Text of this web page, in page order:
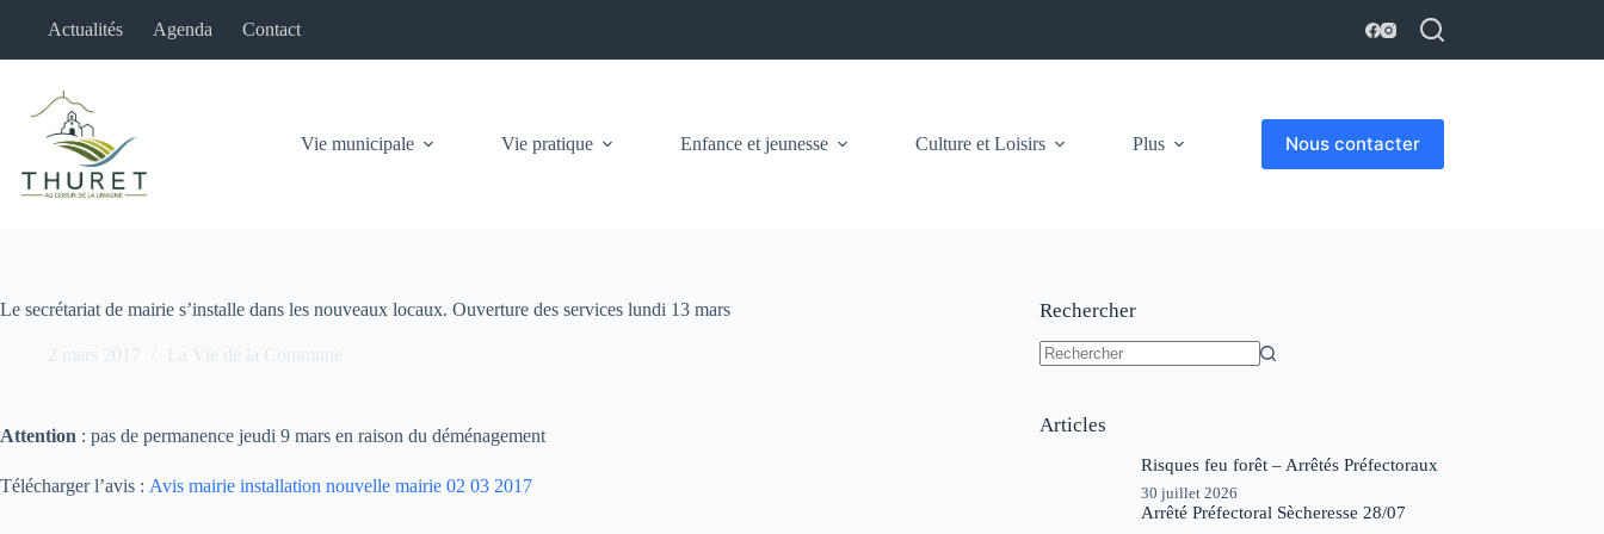
Actualités Agenda Contact
Vie municipale Vie pratique Enfance et jeunesse Culture et Loisirs Plus Nous contacter
Le secrétariat de mairie s’installe dans les nouveaux locaux. Ouverture des services lundi 13 mars
2 mars 2017 La Vie de la Commune
Attention : pas de permanence jeudi 9 mars en raison du déménagement
Télécharger l’avis : Avis mairie installation nouvelle mairie 02 03 2017
Rechercher
Articles
Risques feu forêt – Arrêtés Préfectoraux
30 juillet 2026
Arrêté Préfectoral Sècheresse 28/07